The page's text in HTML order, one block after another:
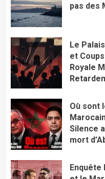
pas des
Le
et
Royale
Où sont
Silence
mort
Enquête